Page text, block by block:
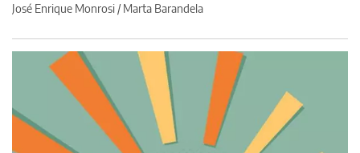
José Enrique Monrosi / Marta Barandela